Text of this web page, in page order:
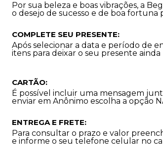
Por sua beleza e boas vibrações, a
o desejo de sucesso e de boa fortuna
COMPLETE SEU PRESENTE:
Após selecionar a data e período de
itens para deixar o seu presente ainda
CARTÃO:
É possível incluir uma mensagem
enviar em Anônimo escolha a opção
ENTREGA E FRETE:
Para consultar o prazo e valor
e informe o seu telefone celular no